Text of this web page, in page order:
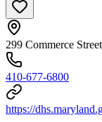
299 Commerce
410-677-6800
https://